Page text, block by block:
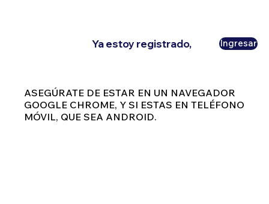
Ya estoy registrado, Ingresar
ASEGÚRATE DE ESTAR EN UN NAVEGADOR
GOOGLE CHROME, Y SI ESTAS EN TELÉFONO
MÓVIL, QUE SEA ANDROID.